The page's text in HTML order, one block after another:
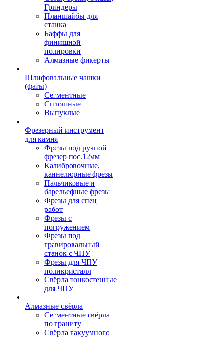
Гриндеры
Планшайбы для
станка
Баффы для
финишной
полировки
Алмазные фикерты
Шлифовальные чашки
(фаты)
Сегментные
Сплошные
Выпуклые
Фрезерный инструмент
для камня
Фрезы под ручной
фрезер пос.12мм
Калибровочные,
каннелюрные фрезы
Пальчиковые и
барельефные фрезы
Фрезы для спец
работ
Фрезы с
погружением
Фрезы под
гравировальный
станок с ЧПУ
Фрезы для ЧПУ
поликристалл
Свёрла тонкостенные
для ЧПУ
Алмазные свёрла
Сегментные свёрла
по граниту
Свёрла вакуумного